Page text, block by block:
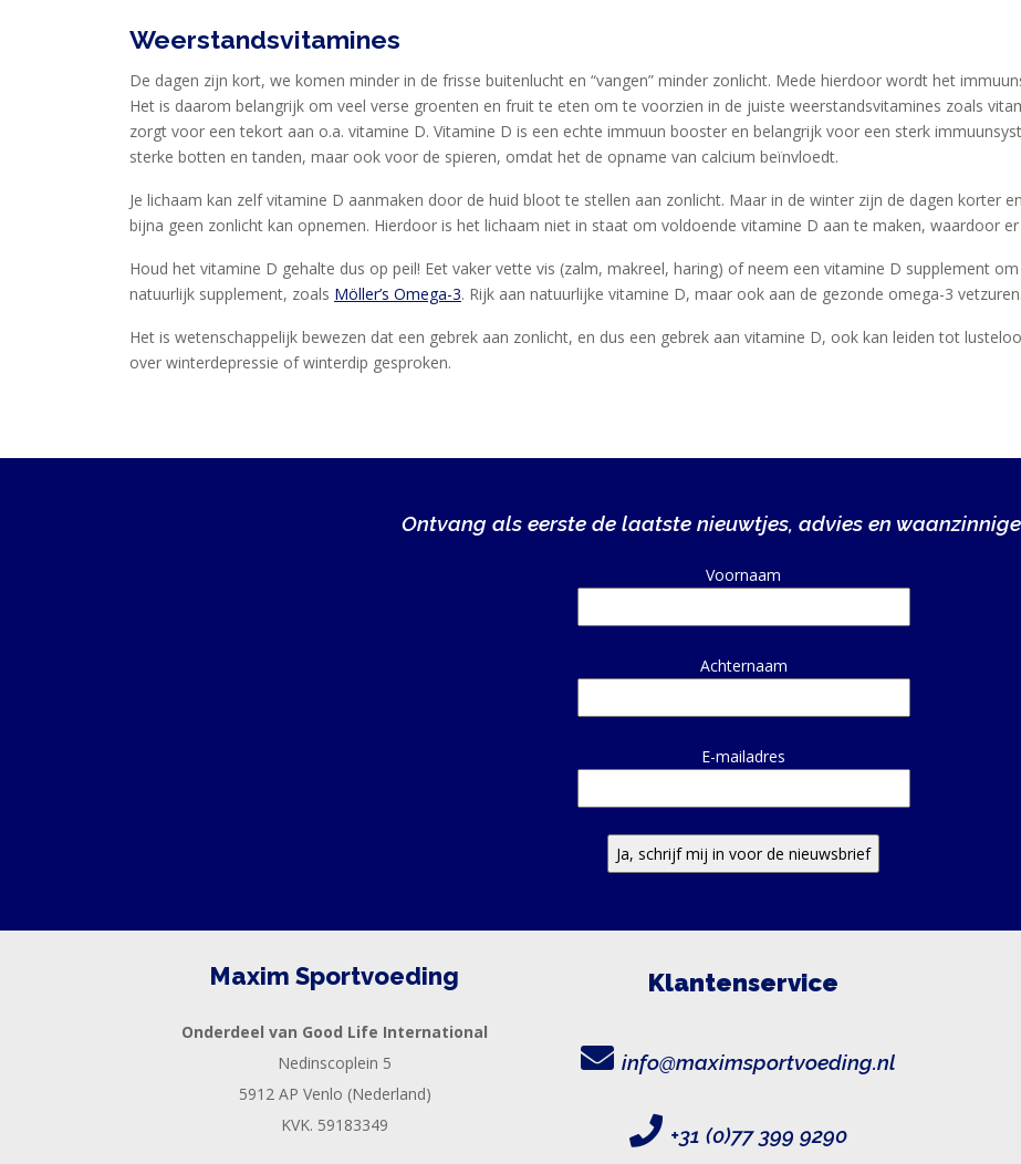
Weerstandsvitamines
De dagen zijn kort, we komen minder in de frisse buitenlucht en “vangen” minder zonlicht. Mede hierdoor wordt het
Het is daarom belangrijk om veel verse groenten en fruit te eten om te voorzien in de juiste weerstandsvitamines zoals
zorgt voor een tekort aan o.a. vitamine D. Vitamine D is een echte immuun booster en belangrijk voor een sterk
sterke botten en tanden, maar ook voor de spieren, omdat het de opname van calcium beïnvloedt.
Je lichaam kan zelf vitamine D aanmaken door de huid bloot te stellen aan zonlicht. Maar in de winter zijn de dagen korter
bijna geen zonlicht kan opnemen. Hierdoor is het lichaam niet in staat om voldoende vitamine D aan te maken, waardoor
Houd het vitamine D gehalte dus op peil! Eet vaker vette vis (zalm, makreel, haring) of neem een vitamine D supplement
natuurlijk supplement, zoals Möller’s Omega-3. Rijk aan natuurlijke vitamine D, maar ook aan de gezonde omega-3 vetzuren.
Het is wetenschappelijk bewezen dat een gebrek aan zonlicht, en dus een gebrek aan vitamine D, ook kan leiden tot
over winterdepressie of winterdip gesproken.
Ontvang als eerste de laatste nieuwtjes, advies en
Voornaam
Achternaam
E-mailadres
Alternative:
Maxim Sportvoeding
Onderdeel van Good Life International
Nedinscoplein 5
5912 AP Venlo (Nederland)
KVK. 59183349
Klantenservice
info@maximsportvoeding.nl
+31 (0)77 399 9290